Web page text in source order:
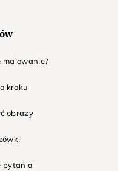
malowanie?
kroku
obrazy
pytania